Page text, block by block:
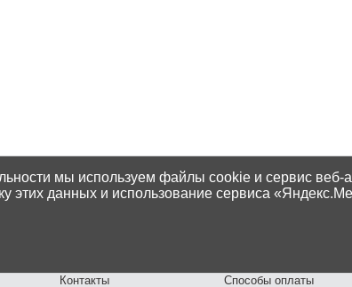
мы используем файлы cookie и сервис веб-
этих данных и использование сервиса
Способы оплаты
Контакты